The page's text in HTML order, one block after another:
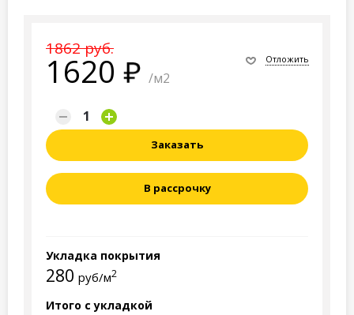
1862 руб.
1620 /м2
Отложить
Заказать
В рассрочку
Укладка покрытия
280 руб/м2
Итого с укладкой